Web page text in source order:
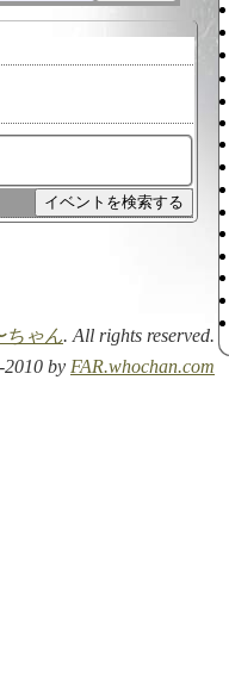
ちゃん. All rights reserved.
by FAR.whochan.com